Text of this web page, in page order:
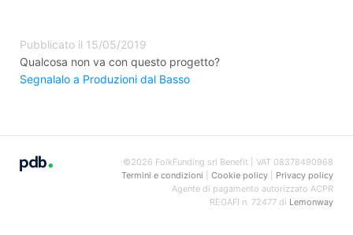
Pubblicato il 15/05/2019
Qualcosa non va con questo progetto?
Segnalalo a Produzioni dal Basso
©2026 FolkFunding srl Benefit | VAT 08378490968
Termini e condizioni
Cookie policy| Privacy policy
Agente di pagamento autorizzato ACPR
REGAFI n. 72477 di Lemonway